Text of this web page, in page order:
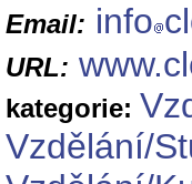
Email: info
URL:
kategorie:
Vzdělání/